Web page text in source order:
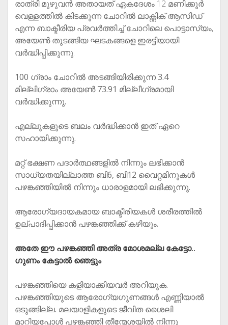
രാത്രി മുഴുവൻ അതായത് ഏകദേശം 12 മണിക്കൂർ
വെള്ളത്തിൽ കിടക്കുന്ന ചോറിൽ ലാക്റ്റിക് ആസിഡ്
എന്ന ബാക്ടീരിയ പ്രവർത്തിച്ച് ചോറിലെ പൊട്ടാസ്യം,
അയേൺ തുടങ്ങിയ ഘടകങ്ങളെ ഇരട്ടിയായി
വർദ്ധിപ്പിക്കുന്നു.
100 ഗ്രാം ചോറിൽ അടങ്ങിയിരിക്കുന്ന 3.4
മില്ലിഗ്രാം അയേൺ 73.91 മില്ലീഗ്രമായി
വർദ്ധിക്കുന്നു.
എല്ലുകളുടെ ബലം വർദ്ധിക്കാൻ ഇത് ഏറെ
സഹായിക്കുന്നു.
മറ്റ് ഭക്ഷണ പദാർത്ഥങ്ങളിൽ നിന്നും ലഭിക്കാൻ
സാധ്യതയില്ലാത്ത ബി6, ബി12 വൈറ്റമിനുകൾ
പഴങ്കഞ്ഞിയിൽ നിന്നും ധാരാളമായി ലഭിക്കുന്നു.
ആരോഗ്യദായകമായ ബാക്ടീരിയകൾ ശരീരത്തിൽ
ഉല്പാദിപ്പിക്കാൻ പഴങ്കഞ്ഞിക്ക് കഴിയും.
അതേ ഈ പഴങ്കഞ്ഞി അത്ര മോശമല്ല കേട്ടോ..
ഗുണം കേട്ടാല്‍ ഞെട്ടും
പഴങ്കഞ്ഞിയെ കളിയാക്കിയവര്‍ അറിയുക.
പഴങ്കഞ്ഞിയുടെ ആരോഗ്യഗുണങ്ങള്‍ എണ്ണിയാല്‍
ഒടുങ്ങില്ല. മലയാളികളുടെ ജീവിത ശൈലി
മാറിയപ്പോള്‍ പഴങ്കഞ്ഞി തീന്മേശയില്‍ നിന്നു